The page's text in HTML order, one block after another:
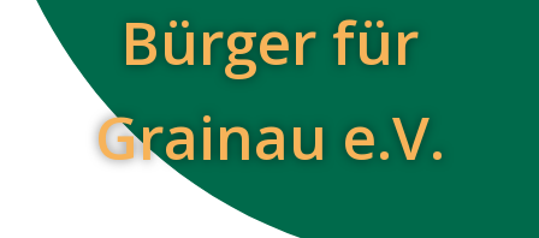
Bürger für
Grainau e.V.